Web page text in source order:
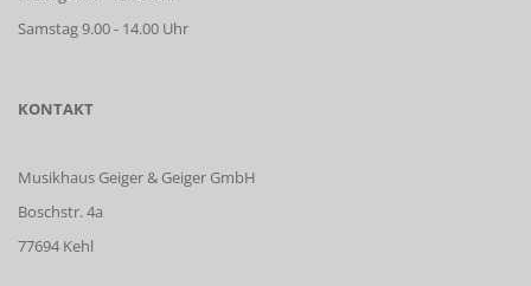
Samstag 9.00 - 14.00 Uhr
KONTAKT
Musikhaus Geiger & Geiger GmbH
Boschstr. 4a
77694 Kehl